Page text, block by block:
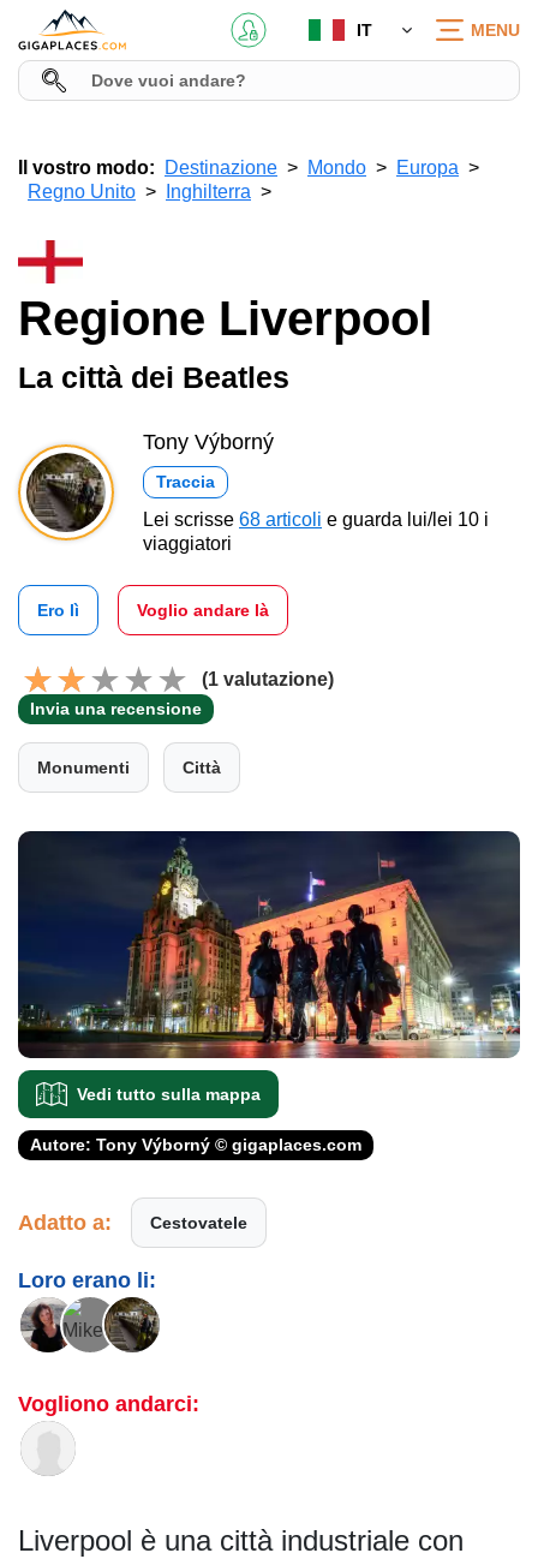
IT MENU
Il vostro modo: Destinazione Mondo
Europa
Regno Unito
Inghilterra
Regione Liverpool
La città dei Beatles
Tony Výborný
Traccia
Lei scrisse 68 articoli e guarda lui/lei 10 i
viaggiatori
Ero lì Voglio andare là
(1 valutazione)
Invia una recensione
Monumenti Città
Vedi tutto sulla mappa
Autore: Tony Výborný © gigaplaces.com
Adatto a: Cestovatele
Loro erano li:
Vogliono andarci:
Liverpool è una città industriale con